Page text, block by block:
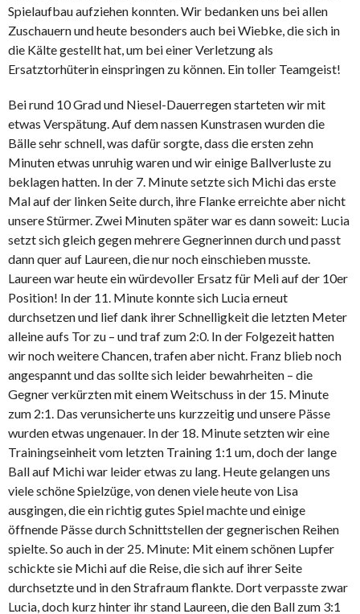
Spielaufbau aufziehen konnten. Wir bedanken uns bei allen
Zuschauern und heute besonders auch bei Wiebke, die sich in
die Kälte gestellt hat, um bei einer Verletzung als
Ersatztorhüterin einspringen zu können. Ein toller Teamgeist!
Bei rund 10 Grad und Niesel-Dauerregen starteten wir mit
etwas Verspätung. Auf dem nassen Kunstrasen wurden die
Bälle sehr schnell, was dafür sorgte, dass die ersten zehn
Minuten etwas unruhig waren und wir einige Ballverluste zu
beklagen hatten. In der 7. Minute setzte sich Michi das erste
Mal auf der linken Seite durch, ihre Flanke erreichte aber nicht
unsere Stürmer. Zwei Minuten später war es dann soweit: Lucia
setzt sich gleich gegen mehrere Gegnerinnen durch und passt
dann quer auf Laureen, die nur noch einschieben musste.
Laureen war heute ein würdevoller Ersatz für Meli auf der 10er
Position! In der 11. Minute konnte sich Lucia erneut
durchsetzen und lief dank ihrer Schnelligkeit die letzten Meter
alleine aufs Tor zu – und traf zum 2:0. In der Folgezeit hatten
wir noch weitere Chancen, trafen aber nicht. Franz blieb noch
angespannt und das sollte sich leider bewahrheiten – die
Gegner verkürzten mit einem Weitschuss in der 15. Minute
zum 2:1. Das verunsicherte uns kurzzeitig und unsere Pässe
wurden etwas ungenauer. In der 18. Minute setzten wir eine
Trainingseinheit vom letzten Training 1:1 um, doch der lange
Ball auf Michi war leider etwas zu lang. Heute gelangen uns
viele schöne Spielzüge, von denen viele heute von Lisa
ausgingen, die ein richtig gutes Spiel machte und einige
öffnende Pässe durch Schnittstellen der gegnerischen Reihen
spielte. So auch in der 25. Minute: Mit einem schönen Lupfer
schickte sie Michi auf die Reise, die sich auf ihrer Seite
durchsetzte und in den Strafraum flankte. Dort verpasste zwar
Lucia, doch kurz hinter ihr stand Laureen, die den Ball zum 3:1